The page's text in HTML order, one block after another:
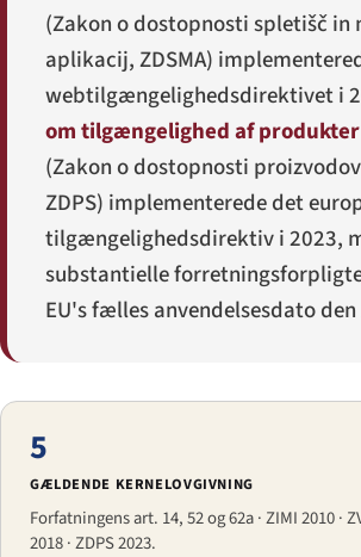
(Zakon o dostopnosti spletišč in
aplikacij, ZDSMA)
webtilgængelighedsdirektivet i
om tilgængelighed af
(Zakon o dostopnosti
ZDPS) implementerede det
tilgængelighedsdirektiv i 2023,
substantielle
EU's fælles anvendelsesdato
5
GÆLDENDE KERNELOVGIVNING
Forfatningens art. 14, 52 og 62a · ZIMI 2010 ·
2018 · ZDPS 2023.